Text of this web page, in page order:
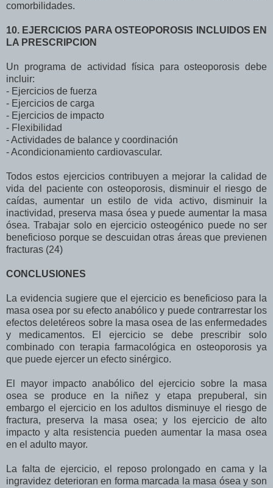
comorbilidades.
10. EJERCICIOS PARA OSTEOPOROSIS INCLUIDOS EN
LA PRESCRIPCION
Un programa de actividad física para osteoporosis debe
incluir:
- Ejercicios de fuerza
- Ejercicios de carga
- Ejercicios de impacto
- Flexibilidad
- Actividades de balance y coordinación
- Acondicionamiento cardiovascular.
Todos estos ejercicios contribuyen a mejorar la calidad de
vida del paciente con osteoporosis, disminuir el riesgo de
caídas, aumentar un estilo de vida activo, disminuir la
inactividad, preserva masa ósea y puede aumentar la masa
ósea. Trabajar solo en ejercicio osteogénico puede no ser
beneficioso porque se descuidan otras áreas que previenen
fracturas (24)
CONCLUSIONES
La evidencia sugiere que el ejercicio es beneficioso para la
masa osea por su efecto anabólico y puede contrarrestar los
efectos deletéreos sobre la masa osea de las enfermedades
y medicamentos. El ejercicio se debe prescribir solo
combinado con terapia farmacológica en osteoporosis ya
que puede ejercer un efecto sinérgico.
El mayor impacto anabólico del ejercicio sobre la masa
osea se produce en la niñez y etapa prepuberal, sin
embargo el ejercicio en los adultos disminuye el riesgo de
fractura, preserva la masa osea; y los ejercicio de alto
impacto y alta resistencia pueden aumentar la masa osea
en el adulto mayor.
La falta de ejercicio, el reposo prolongado en cama y la
ingravidez deterioran en forma marcada la masa ósea y son